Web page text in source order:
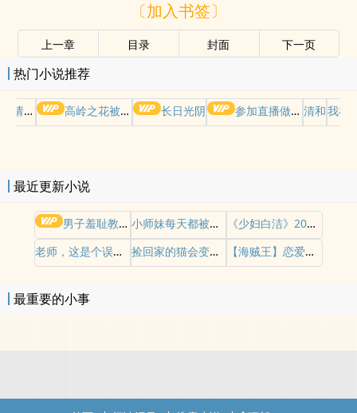
〔加入书签〕
上一章 目录 封面 下一页
热门小说推荐
摆好 高岭之花被权贵轮了后 长日光阴 参加直播做爱综艺后我火了(NPH) 清和我在
最近更新小说
男子羞耻教育世界（gb四爱女攻/高H） 小师妹每天都被操干不止（nph）
《少妇白洁》2026重制版
老师，这是个误会（gl，纯百）
捡回家的猫会变人（纯百） 【海贼王】恋爱哪有一帆风顺（剧情NP）
最重要的小事